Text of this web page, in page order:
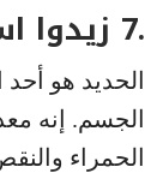
.7 زيدوا استهلاك الحديد
الحديد هو
الجسم. إنه
الحمراء